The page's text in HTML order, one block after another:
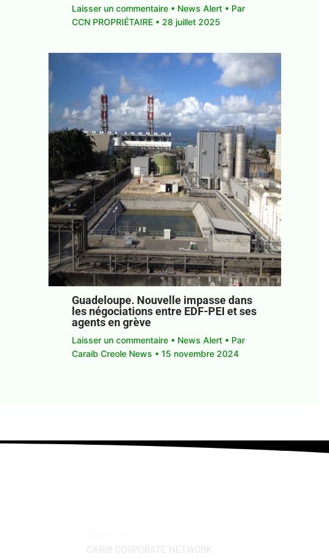
Laisser un commentaire • News Alert• Par
CCN PROPRIÉTAIRE • 28 juillet 2025
Guadeloupe. Nouvelle impasse dans
les négociations entre EDF-PEI et ses
agents en grève
Laisser un commentaire • News Alert• Par
Caraib Creole News • 15 novembre 2024
CARIB CORPORATE NETWORK